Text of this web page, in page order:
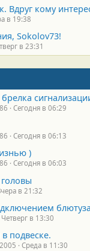
Вдруг кому
в 19:38
Sokolov73!
в 23:31
Сегодня в 06:29
Сегодня в 06:13
)
Сегодня в 06:03
в 21:32
блютуза
Четверг в 13:30
подвеске.
Среда в 11:30